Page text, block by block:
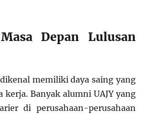
Depan Lulusan
dikenal memiliki daya saing yang
Banyak alumni UAJY yang
di perusahaan-perusahaan